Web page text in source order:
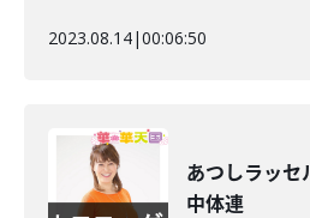
2023.08.14|00:06:50
あつしラッ
中体連